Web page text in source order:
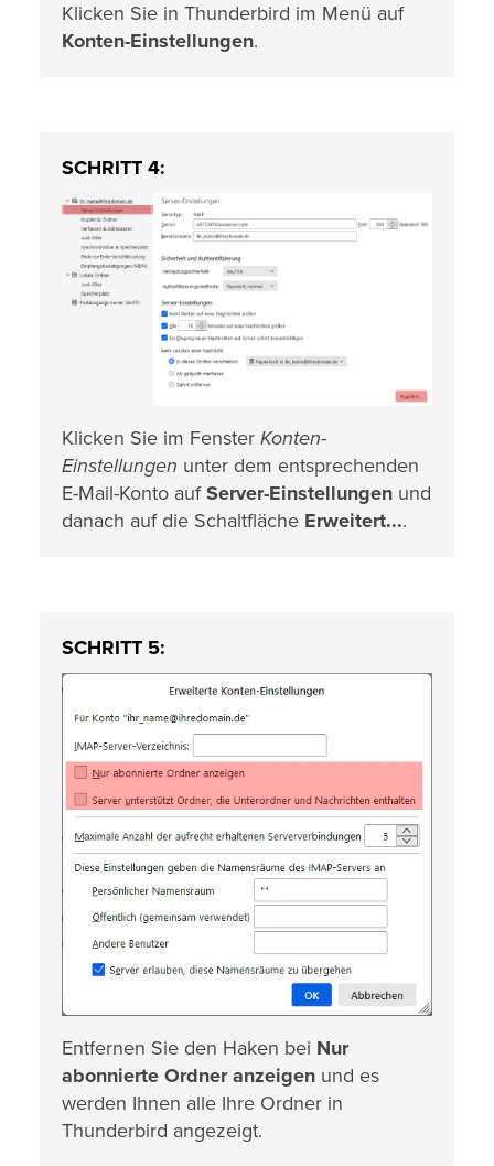
Klicken Sie in Thunderbird im Menü auf
Konten-Einstellungen.
SCHRITT 4:
Klicken Sie im Fenster Konten-
Einstellungen unter dem entsprechenden
E-Mail-Konto aufServer-Einstellungen und
danach auf die Schaltfläche Erweitert....
SCHRITT 5:
Entfernen Sie den Haken bei Nur
abonnierte Ordner anzeigen und es
werden Ihnen alle Ihre Ordner in
Thunderbird angezeigt.